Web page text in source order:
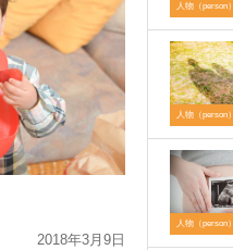
2018年3月9日
人物（person）
人物（person）
人物（person）